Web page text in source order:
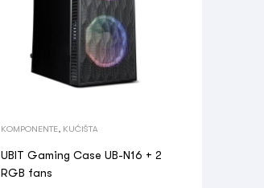
KOMPONENTE, KUĆIŠTA
UBIT Gaming Case UB-N16 + 2
RGB fans